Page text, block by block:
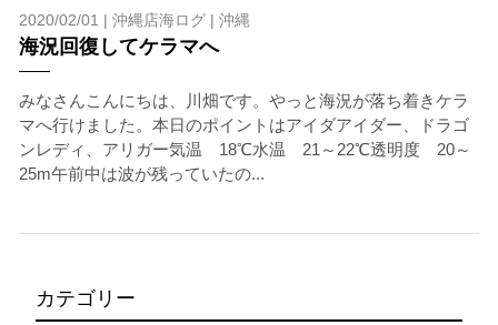
2020/02/01 | 沖縄店海ログ| 沖縄
海況回復してケラマへ
みなさんこんにちは、川畑です。やっと海況が落ち着きケラ
マへ行けました。本日のポイントはアイダアイダー、ドラゴ
ンレディ、アリガー気温 18℃水温 21～22℃透明度 20～
25m午前中は波が残っていたの...
カテゴリー